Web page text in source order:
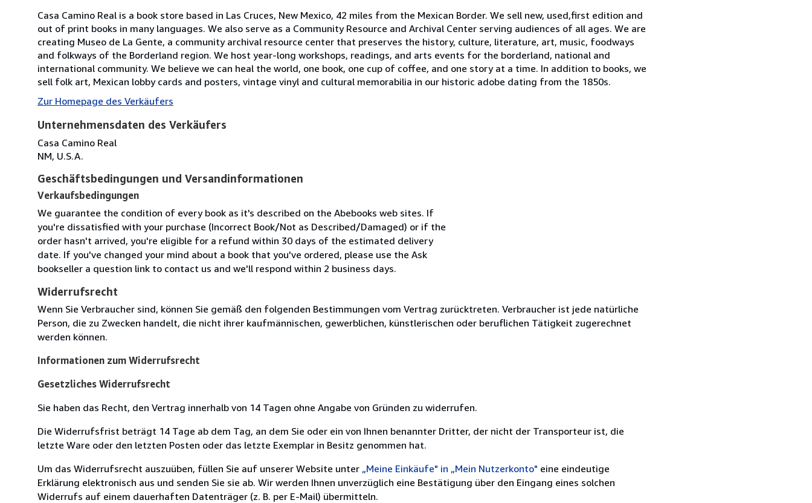
Casa Camino Real is a book store based in Las Cruces, New Mexico, 42 miles from the Mexican Border. We sell new, used,first edition and
out of print books in many languages. We also serve as a Community Resource and Archival Center serving audiences of all ages. We are
creating Museo de La Gente, a community archival resource center that preserves the history, culture, literature, art, music, foodways
and folkways of the Borderland region. We host year-long workshops, readings, and arts events for the borderland, national and
international community. We believe we can heal the world, one book, one cup of coffee, and one story at a time. In addition to books, we
sell folk art, Mexican lobby cards and posters, vintage vinyl and cultural memorabilia in our historic adobe dating from the 1850s.
Zur Homepage des Verkäufers
Unternehmensdaten des Verkäufers
Casa Camino Real
NM, U.S.A.
Geschäftsbedingungen und Versandinformationen
Verkaufsbedingungen
We guarantee the condition of every book as it's described on the Abebooks web sites. If
you're dissatisfied with your purchase (Incorrect Book/Not as Described/Damaged) or if the
order hasn't arrived, you're eligible for a refund within 30 days of the estimated delivery
date. If you've changed your mind about a book that you've ordered, please use the Ask
bookseller a question link to contact us and we'll respond within 2 business days.
Widerrufsrecht
Wenn Sie Verbraucher sind, können Sie gemäß den folgenden Bestimmungen vom Vertrag zurücktreten. Verbraucher ist jede natürliche
Person, die zu Zwecken handelt, die nicht ihrer kaufmännischen, gewerblichen, künstlerischen oder beruflichen Tätigkeit zugerechnet
werden können.
Informationen zum Widerrufsrecht
Gesetzliches Widerrufsrecht
Sie haben das Recht, den Vertrag innerhalb von 14 Tagen ohne Angabe von Gründen zu widerrufen.
Die Widerrufsfrist beträgt 14 Tage ab dem Tag, an dem Sie oder ein von Ihnen benannter Dritter, der nicht der Transporteur ist, die
letzte Ware oder den letzten Posten oder das letzte Exemplar in Besitz genommen hat.
Um das Widerrufsrecht auszuüben, füllen Sie auf unserer Website unter „Meine Einkäufe" in „Mein Nutzerkonto" eine eindeutige
Erklärung elektronisch aus und senden Sie sie ab. Wir werden Ihnen unverzüglich eine Bestätigung über den Eingang eines solchen
Widerrufs auf einem dauerhaften Datenträger (z. B. per E-Mail) übermitteln.